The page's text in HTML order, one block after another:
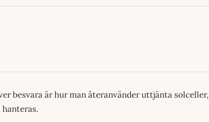
besvara är hur man återanvänder uttjänta solceller,